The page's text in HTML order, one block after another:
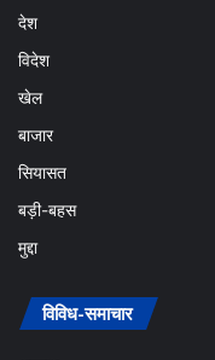
देश
विदेश
खेल
बाजार
सियासत
बड़ी-बहस
मुद्दा
विविध-समाचार